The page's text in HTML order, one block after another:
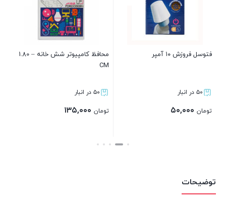
فتوسل فروزش ۱۰ آمپر
۵۰ در انبار
تومان
محافظ کامپیوتر شش خانه – 1.80
CM
۵۰ در انبار
تومان
توضیحات